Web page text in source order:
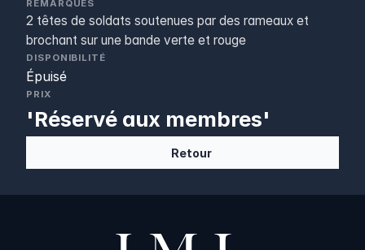
REMARQUES
2 têtes de soldats soutenues par des rameaux et
brochant sur une bande verte et rouge
DISPONIBILITÉ
Épuisé
PRIX
'Réservé aux membres'
Retour